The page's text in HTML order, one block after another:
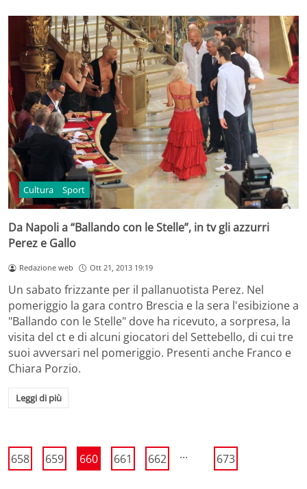
Cultura Sport
Da Napoli a “Ballando con le Stelle”, in tv gli azzurri
Perez e Gallo
Redazione web Ott 21, 2013 19:19
Un sabato frizzante per il pallanuotista Perez. Nel
pomeriggio la gara contro Brescia e la sera l'esibizione a
"Ballando con le Stelle" dove ha ricevuto, a sorpresa, la
visita del ct e di alcuni giocatori del Settebello, di cui tre
suoi avversari nel pomeriggio. Presenti anche Franco e
Chiara Porzio.
Leggi di più
658 659 660 661 662 ... 673